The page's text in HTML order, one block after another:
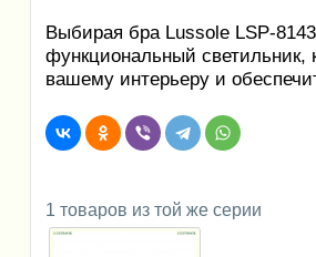
Выбирая бра Lussole LSP-
функциональный светильник,
вашему интерьеру и
1 товаров из той же серии